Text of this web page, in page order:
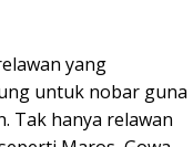
yang
untuk nobar guna
Tak hanya relawan